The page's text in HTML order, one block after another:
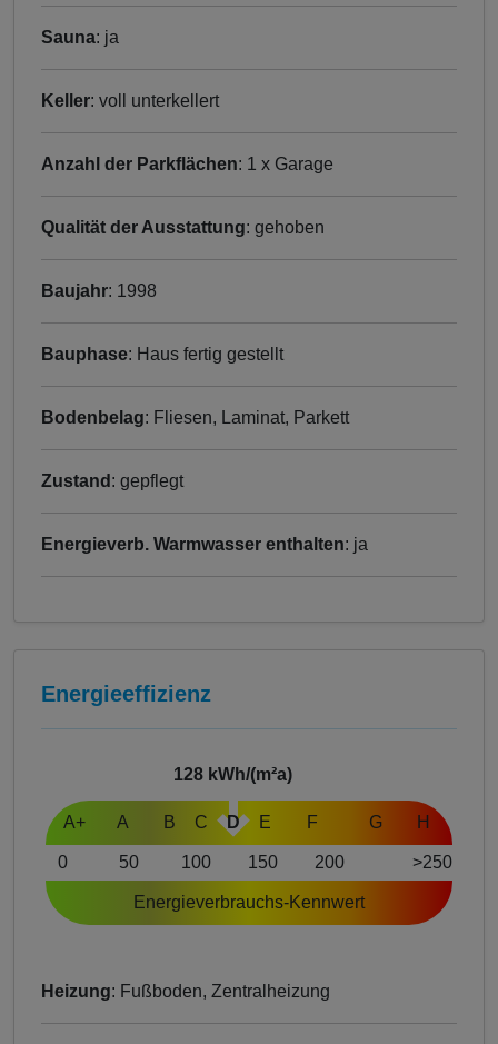
Sauna: ja
Keller: voll unterkellert
Anzahl der Parkflächen: 1 x Garage
Qualität der Ausstattung: gehoben
Baujahr: 1998
Bauphase: Haus fertig gestellt
Bodenbelag: Fliesen, Laminat, Parkett
Zustand : gepflegt
Energieverb. Warmwasser enthalten: ja
Energieeffizienz
A+ A B C D E F G H
128 kWh/(m²a)
0 50 100 150 200 >250
Energieverbrauchs-Kennwert
Heizung: Fußboden, Zentralheizung